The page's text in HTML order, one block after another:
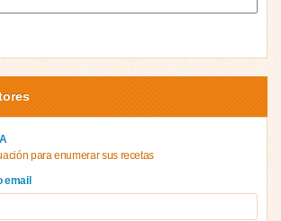
para enumerar sus recetas
email